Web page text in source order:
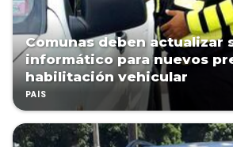
Comunas deben actualizar
informático para nuevos
habilitación vehicular
PAÍS